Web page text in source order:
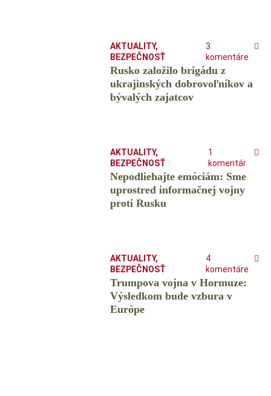
AKTUALITY,
BEZPEČNOSŤ
3
komentáre
Rusko založilo brigádu z
ukrajinských dobrovoľníkov a
bývalých zajatcov
AKTUALITY,
BEZPEČNOSŤ
1
komentár
Nepodliehajte emóciám: Sme
uprostred informačnej vojny
proti Rusku
AKTUALITY,
BEZPEČNOSŤ
4
komentáre
Trumpova vojna v Hormuze:
Výsledkom bude vzbura v
Európe